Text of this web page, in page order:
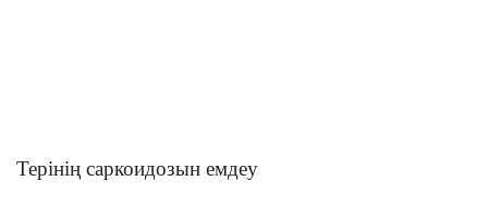
Терінің саркоидозын емдеу